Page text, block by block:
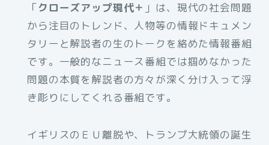
「クローズアップ現代＋ 」は、現代の社会問題
から注目のトレンド、人物等の情報ドキュメン
タリーと解説者の生のトークを絡めた情報番組
です。一般的なニュース番組では掴めなかった
問題の本質を解説者の方々が深く分け入って浮
き彫りにしてくれる番組です。
イギリスのＥＵ離脱や、トランプ大統領の誕生